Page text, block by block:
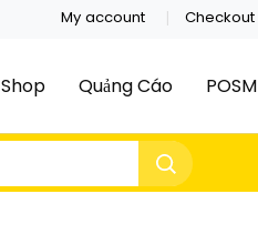
My account Checkout
Shop Quảng Cáo POSM